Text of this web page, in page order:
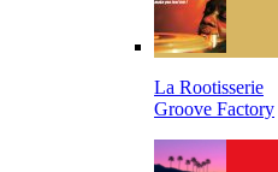
La Rootisserie
Groove Factory